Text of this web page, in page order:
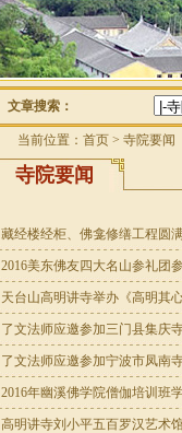
文章搜索：
当前位置： 首页 > 寺院要闻
寺院要闻
藏经楼经柜、佛龛修缮工程圆
2016美东佛友四大名山参礼团
天台山高明讲寺举办《高明其
了文法师应邀参加三门县集庆
了文法师应邀参加宁波市凤南
2016年幽溪佛学院僧伽培训班
高明讲寺刘小平五百罗汉艺术